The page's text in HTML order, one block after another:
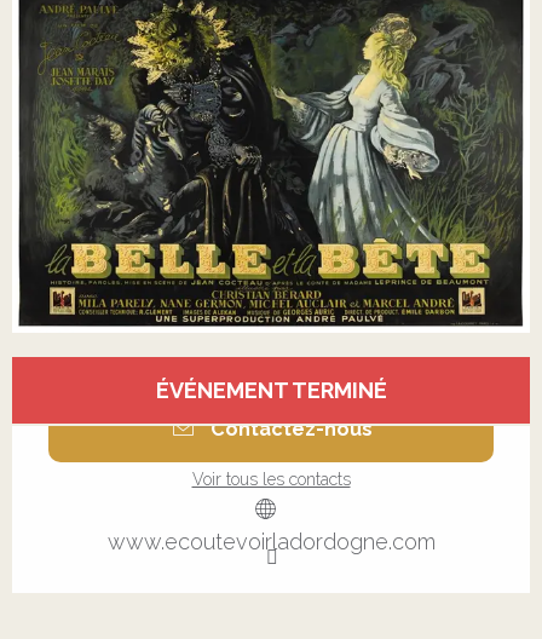
Ouverture et coordonnées
ÉVÉNEMENT TERMINÉ
Contactez-nous
Voir tous les contacts
www.ecoutevoirladordogne.com